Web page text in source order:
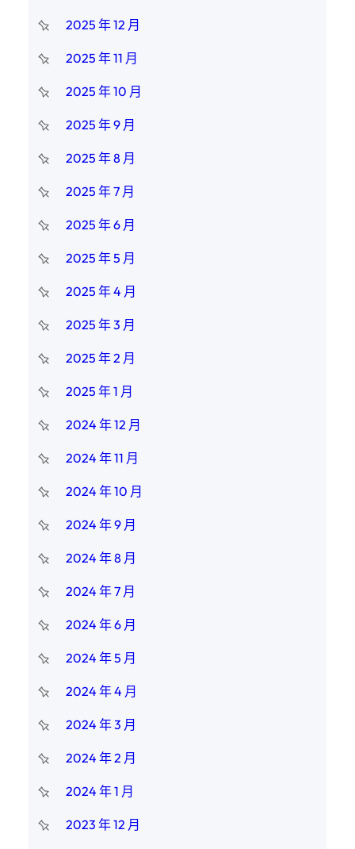
2025 年 12 月
2025 年 11 月
2025 年 10 月
2025 年 9 月
2025 年 8 月
2025 年 7 月
2025 年 6 月
2025 年 5 月
2025 年 4 月
2025 年 3 月
2025 年 2 月
2025 年 1 月
2024 年 12 月
2024 年 11 月
2024 年 10 月
2024 年 9 月
2024 年 8 月
2024 年 7 月
2024 年 6 月
2024 年 5 月
2024 年 4 月
2024 年 3 月
2024 年 2 月
2024 年 1 月
2023 年 12 月